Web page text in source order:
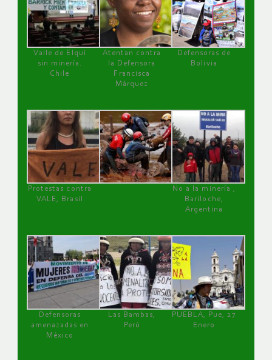
Valle de Elqui
sin minería.
Chile
Atentan contra
la Defensora
Francisca
Márquez
Defensoras de
Bolivia
Protestas contra
VALE, Brasil
No a la minería ,
Bariloche,
Argentina
Defensoras
amenazadas en
México
Las Bambas,
Perú
PUEBLA, Pue, 27
Enero